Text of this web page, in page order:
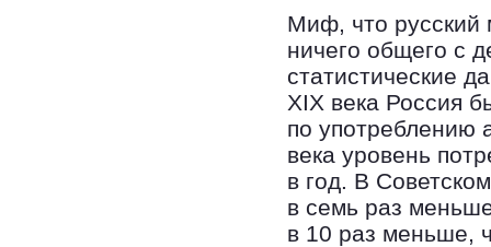
Миф, что русский
ничего общего с
статистические
XIX века Россия
по употреблению
века уровень
в год. В
в семь раз
в 10 раз меньше,